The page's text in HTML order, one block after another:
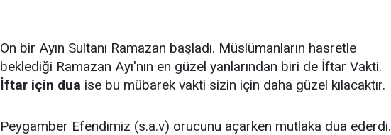
On bir Ayın Sultanı Ramazan başladı. Müslümanların hasretle
beklediği Ramazan Ayı'nın en güzel yanlarından biri de İftar Vakti.
İftar için dua ise bu mübarek vakti sizin için daha güzel kılacaktır.
Peygamber Efendimiz (s.a.v) orucunu açarken mutlaka dua ederdi.